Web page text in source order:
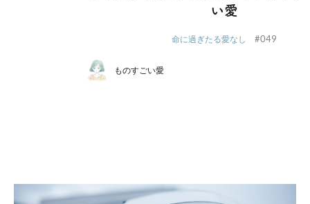
い愛
命に過ぎたる愛なし #049
ものすごい愛